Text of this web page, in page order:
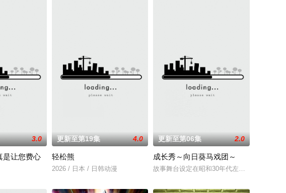
星球崩毁、走向灭亡之际，
3.0
是让您费心
更新至第19集 4.0
轻松熊
2026 / 日本 / 日韩动漫
更新至第06集 2.0
成长秀～向日葵马戏团～
故事舞台设定在昭和30年代左右的日本，正